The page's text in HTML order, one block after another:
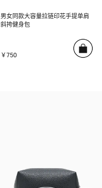
男女同款大容量拉链印花手提单肩
斜挎健身包
￥750